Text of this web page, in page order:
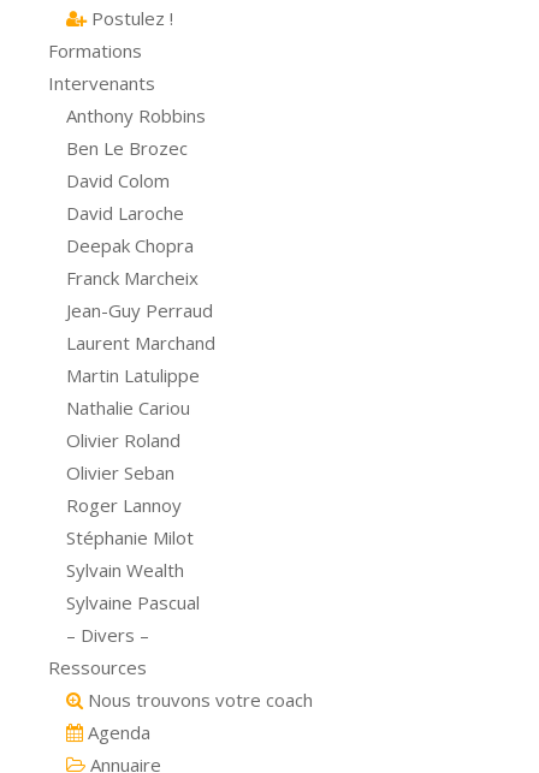
Postulez !
Formations
Intervenants
Anthony Robbins
Ben Le Brozec
David Colom
David Laroche
Deepak Chopra
Franck Marcheix
Jean-Guy Perraud
Laurent Marchand
Martin Latulippe
Nathalie Cariou
Olivier Roland
Olivier Seban
Roger Lannoy
Stéphanie Milot
Sylvain Wealth
Sylvaine Pascual
– Divers –
Ressources
Nous trouvons votre coach
Agenda
Annuaire